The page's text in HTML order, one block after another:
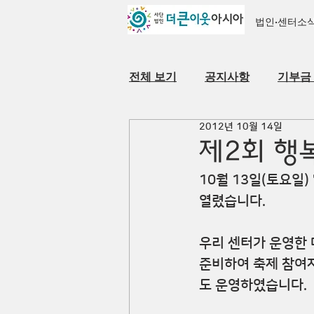
법인·센터소
전체 보기 공지사항 기부금
법인·센터 소개
제2회 행
2012년 10월 14일
10월 13일(토요일)
열렸습니다.
우리 센터가 운영한
준비하여 축제 참여
도 운영하였습니다.